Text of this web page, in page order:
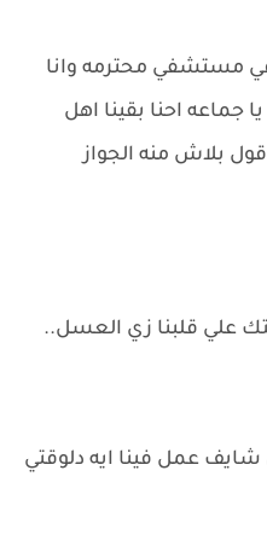
مستشفي محترمه وانا
جماعه احنا بقينا اهل
بلاش منه الجواز
علي قلبنا زي العسل..
عمل فينا ايه دلوقتي